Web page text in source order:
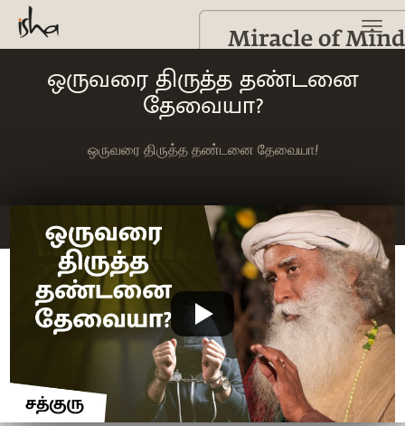
ஒருவரை திருத்த தண்டனை
தேவையா?
ஒருவரை திருத்த தண்டனை தேவையா!